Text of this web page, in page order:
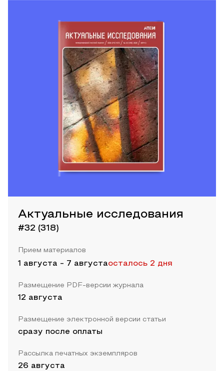
Актуальные исследования
#32 (318)
Прием материалов
1 августа - 7 августаосталось 2 дня
Размещение PDF-версии журнала
12 августа
Размещение электронной версии статьи
сразу после оплаты
Рассылка печатных экземпляров
26 августа